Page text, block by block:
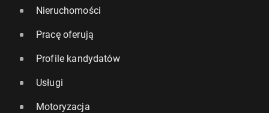
Nieruchomości
Pracę oferują
Profile kandydatów
Usługi
Motoryzacja